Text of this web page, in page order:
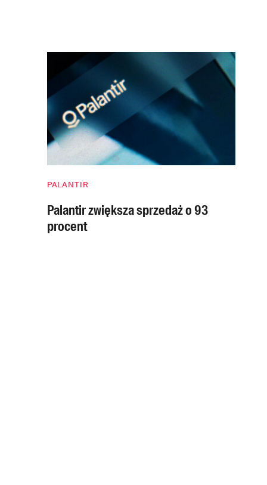
PALANTIR
Palantir zwiększa sprzedaż o 93
procent